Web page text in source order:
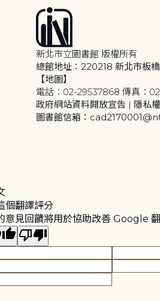
新北市立圖書館 版權所有
總館地址：220218 新北市板
【地圖】
電話：02-29537868 傳真：
政府網站資料開放宣告 | 隱私
圖書館信箱：
個翻譯評分
意見回饋將用於協助改善 Google